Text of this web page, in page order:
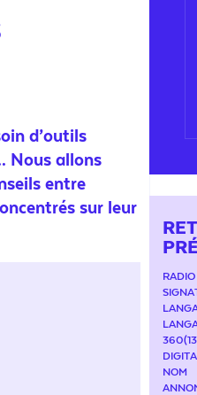
d’outils
Nous allons
entre
sur leur
RADIO
360
NOM